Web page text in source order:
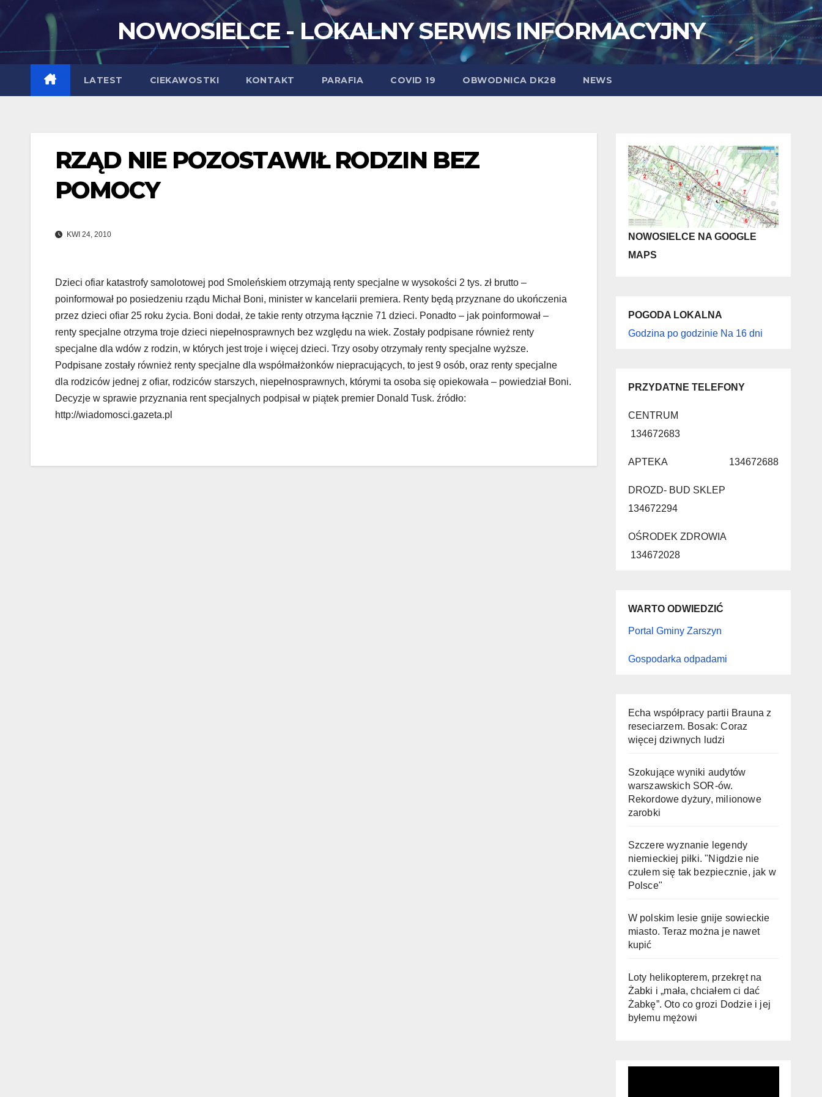
Skip
to
NOWOSIELCE - LOKALNY SERWIS INFORMACYJNY
LATEST CIEKAWOSTKI KONTAKT PARAFIA COVID 19 OBWODNICA DK28 NEWS
RZĄD NIE POZOSTAWIŁ RODZIN BEZ
POMOCY
KWI 24, 2010
Dzieci ofiar katastrofy samolotowej pod Smoleńskiem otrzymają renty specjalne w wysokości 2 tys. zł brutto –
poinformował po posiedzeniu rządu Michał Boni, minister w kancelarii premiera. Renty będą przyznane do ukończenia
przez dzieci ofiar 25 roku życia. Boni dodał, że takie renty otrzyma łącznie 71 dzieci. Ponadto – jak poinformował –
renty specjalne otrzyma troje dzieci niepełnosprawnych bez względu na wiek. Zostały podpisane również renty
specjalne dla wdów z rodzin, w których jest troje i więcej dzieci. Trzy osoby otrzymały renty specjalne wyższe.
Podpisane zostały również renty specjalne dla współmałżonków niepracujących, to jest 9 osób, oraz renty specjalne
dla rodziców jednej z ofiar, rodziców starszych, niepełnosprawnych, którymi ta osoba się opiekowała – powiedział Boni.
Decyzje w sprawie przyznania rent specjalnych podpisał w piątek premier Donald Tusk. źródło:
http://wiadomosci.gazeta.pl
NOWOSIELCE NA GOOGLE
MAPS
POGODA LOKALNA
Godzina po godzinie Na 16 dni
PRZYDATNE TELEFONY
CENTRUM
134672683
APTEKA 134672688
DROZD- BUD SKLEP
134672294
OŚRODEK ZDROWIA
134672028
WARTO ODWIEDZIĆ
Portal Gminy Zarszyn
Gospodarka odpadami
Echa współpracy partii Brauna z
reseciarzem. Bosak: Coraz
więcej dziwnych ludzi
Szokujące wyniki audytów
warszawskich SOR-ów.
Rekordowe dyżury, milionowe
zarobki
Szczere wyznanie legendy
niemieckiej piłki. "Nigdzie nie
czułem się tak bezpiecznie, jak w
Polsce"
W polskim lesie gnije sowieckie
miasto. Teraz można je nawet
kupić
Loty helikopterem, przekręt na
Żabki i „mała, chciałem ci dać
Żabkę”. Oto co grozi Dodzie i jej
byłemu mężowi